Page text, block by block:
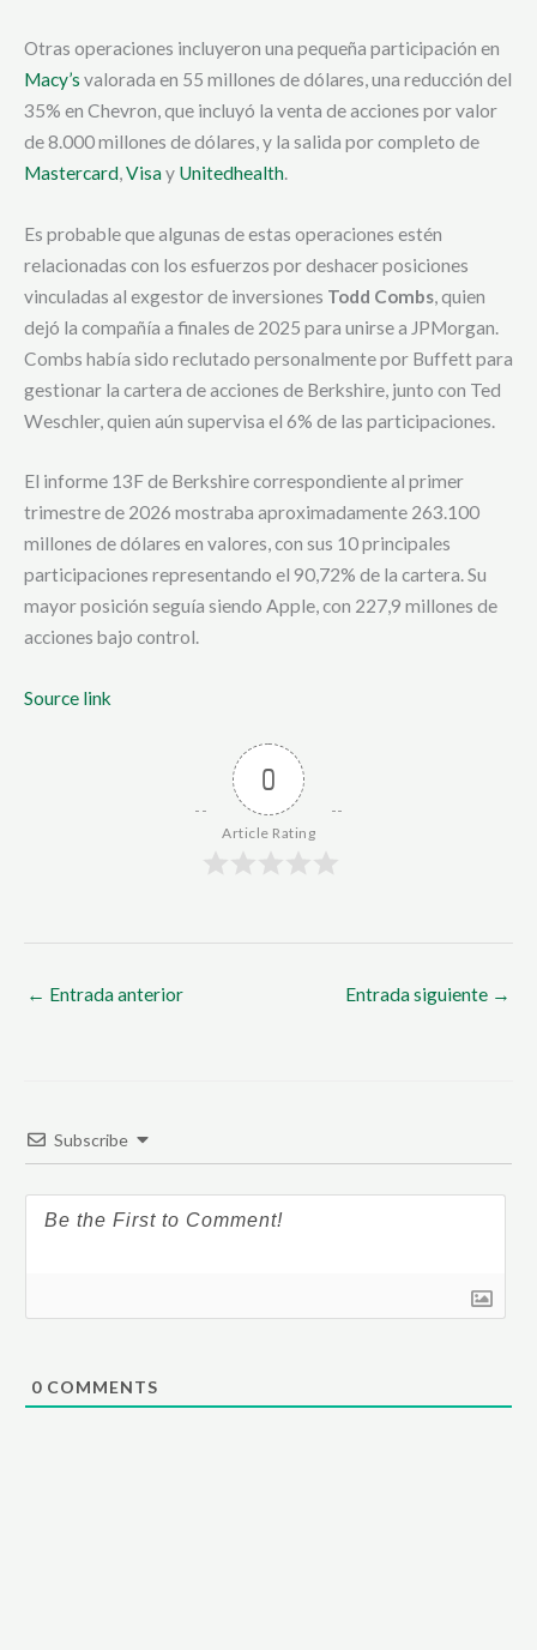
Otras operaciones incluyeron una pequeña participación en
Macy’s valorada en 55 millones de dólares, una reducción del
35% en Chevron, que incluyó la venta de acciones por valor
de 8.000 millones de dólares, y la salida por completo de
Mastercard,Visay Unitedhealth.
Es probable que algunas de estas operaciones estén
relacionadas con los esfuerzos por deshacer posiciones
vinculadas al exgestor de inversiones Todd Combs, quien
dejó la compañía a finales de 2025 para unirse a JPMorgan.
Combs había sido reclutado personalmente por Buffett para
gestionar la cartera de acciones de Berkshire, junto con Ted
Weschler, quien aún supervisa el 6% de las participaciones.
El informe 13F de Berkshire correspondiente al primer
trimestre de 2026 mostraba aproximadamente 263.100
millones de dólares en valores, con sus 10 principales
participaciones representando el 90,72% de la cartera. Su
mayor posición seguía siendo Apple, con 227,9 millones de
acciones bajo control.
Source link
0
Article Rating
← Entrada anterior Entrada siguiente →
Subscribe
0 COMMENTS